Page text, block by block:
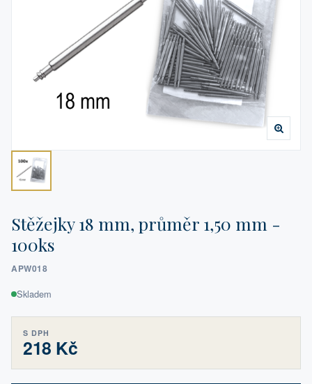
Stěžejky 18 mm, průměr 1,50 mm -
100ks
APW018
Skladem
S DPH
218 Kč